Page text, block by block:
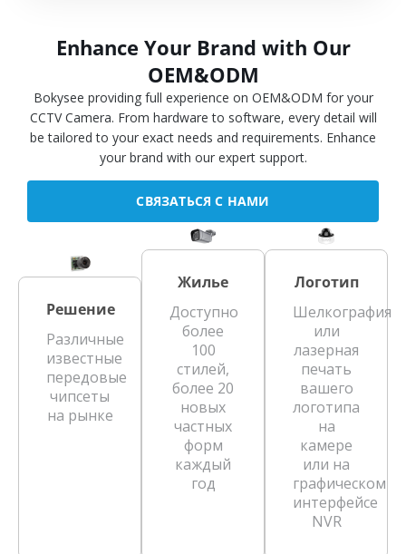
Enhance Your Brand with Our
OEM&ODM
Bokysee providing full experience on OEM&ODM for your
CCTV Camera. From hardware to software, every detail will
be tailored to your exact needs and requirements. Enhance
your brand with our expert support.
СВЯЗАТЬСЯ С НАМИ
Решение
Различные
известные
передовые
чипсеты
на рынке
Жилье
Доступно
более
100
стилей,
более 20
новых
частных
форм
каждый
год
Логотип
Шелкография
или
лазерная
печать
вашего
логотипа
на
камере
или на
графическом
интерфейсе
NVR